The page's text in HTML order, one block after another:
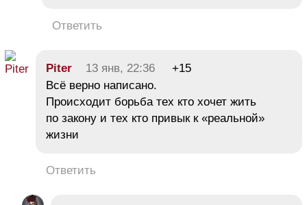
Ответить
Piter 13 янв, 22:36
+15
Всё верно написано.
Происходит борьба тех кто хочет жить
по закону и тех кто привык к «реальной»
жизни
Ответить